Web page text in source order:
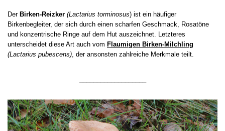
DerBirken-Reizker (Lactarius torminosus) ist ein häufiger
Birkenbegleiter, der sich durch einen scharfen Geschmack, Rosatöne
und konzentrische Ringe auf dem Hut auszeichnet. Letzteres
unterscheidet diese Art auch vom Flaumigen Birken-Milchling
(Lactarius pubescens), der ansonsten zahlreiche Merkmale teilt.